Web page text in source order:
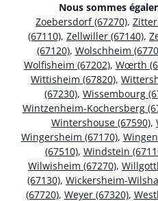
Nous sommes
Zoebersdorf (67270),
(67110), Zellwiller (67140),
(67120), Wolschheim
Wolfisheim (67202), Wœrth
Wittisheim (67820),
(67230), Wissembourg
Wintzenheim-Kochersberg
Wintershouse (67590),
Wingersheim (67170),
(67510), Windstein
Wilwisheim (67270),
(67130), Wickersheim-
(67720), Weyer (67320),